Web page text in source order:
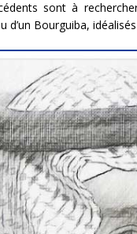
sont à
d’un Bourguiba,